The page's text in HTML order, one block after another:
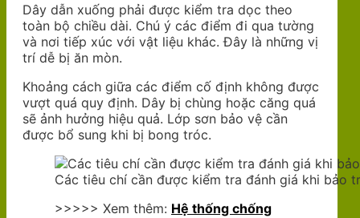
Dây dẫn xuống phải được kiểm tra dọc theo
toàn bộ chiều dài. Chú ý các điểm đi qua tường
và nơi tiếp xúc với vật liệu khác. Đây là những vị
trí dễ bị ăn mòn.
Khoảng cách giữa các điểm cố định không được
vượt quá quy định. Dây bị chùng hoặc căng quá
sẽ ảnh hưởng hiệu quả. Lớp sơn bảo vệ cần
được bổ sung khi bị bong tróc.
Các tiêu chí cần được kiểm tra đánh giá khi bảo
>>>>> Xem thêm: Hệ thống chống